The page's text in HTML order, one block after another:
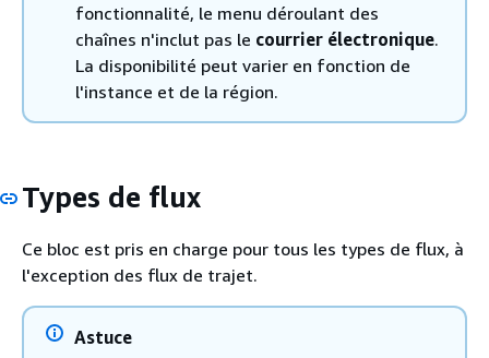
fonctionnalité, le menu déroulant des
chaînes n'inclut pas le courrier électronique.
La disponibilité peut varier en fonction de
l'instance et de la région.
Types de flux
Ce bloc est pris en charge pour tous les types de flux, à
l'exception des flux de trajet.
Astuce